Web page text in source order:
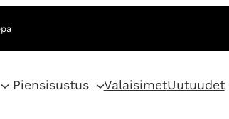
Piensisustus ValaisimetUutuudet